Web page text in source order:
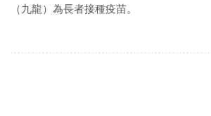
（九龍）為長者接種疫苗。